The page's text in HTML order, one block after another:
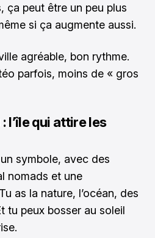
ça peut être un peu plus
si ça augmente aussi.
agréable, bon rythme.
parfois, moins de « gros
l’île qui attire les
symbole, avec des
nomads et une
as la nature, l’océan, des
tu peux bosser au soleil